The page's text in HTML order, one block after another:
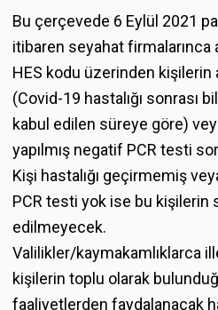
Bu çerçevede 6 Eylül 2021
itibaren seyahat firmalarınca
HES kodu üzerinden kişilerin
(Covid-19 hastalığı sonrası
kabul edilen süreye göre)
yapılmış negatif PCR testi
Kişi hastalığı geçirmemiş
PCR testi yok ise bu kişilerin
edilmeyecek.
Valilikler/kaymakamlıklarca
kişilerin toplu olarak
faaliyetlerden faydalanacak